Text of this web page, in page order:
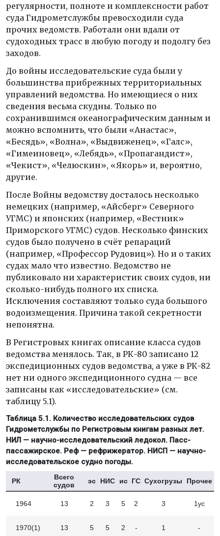
регулярности, полноте и комплексности работ
суда Гидрометслужбы превосходили суда
прочих ведомств. Работали они вдали от
судоходных трасс в любую погоду и подолгу без
заходов.
До войны исследовательские суда были у
большинства прибрежных территориальных
управлений ведомства. Но имеющиеся о них
сведения весьма скудны. Только по
сохранившимся океанографическим данным и
можно вспомнить, что были «Анастас»,
«Бесядь», «Волна», «Выдвиженец», «Галс»,
«Гимеиновец», «Лебядь», «Пропагандист»,
«Чекист», «Челюскин», «Якорь» и, вероятно,
другие.
После Войны ведомству досталось несколько
немецких (например, «Айсберг» Северного
УГМС) и японских (например, «Вестник»
Приморского УГМС) судов. Несколько финских
судов было получено в счёт репараций
(например, «Профессор Рудовиц»). Но и о таких
судах мало что известно. Ведомство не
публиковало ни характеристик своих судов, ни
сколько-нибудь полного их списка.
Исключения составляют только суда большого
водоизмещения. Причина такой секретности
непонятна.
В Регистровых книгах описание класса судов
ведомства менялось. Так, в РК-80 записано 12
экспедиционных судов ведомства, а уже в РК-82
нет ни одного экспедиционного судна — все
записаны как «исследовательские» (см.
таблицу 5.1).
Таблица 5.1. Количество исследовательских судов
Гидрометслужбы по Регистровым книгам разных лет.
НИЛ — научно-исследовательский ледокол. Пасс-
пассажирское. Реф — рефрижератор. НИСП — научно-
исследовательское судно погоды.
РК
Всего
судов
эс НИС ис ГС Сухогрузы Прочее
1964 13 2 3 5 2 3 1ус
1970(1) 13 5 5 2 - 1 -